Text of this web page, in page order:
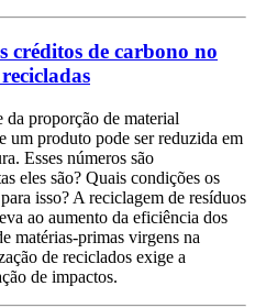
créditos de carbono no
proporção de material
um produto pode ser reduzida em
Esses números são
eles são? Quais condições os
isso? A reciclagem de resíduos
ao aumento da eficiência dos
matérias-primas virgens na
de reciclados exige a
de impactos.